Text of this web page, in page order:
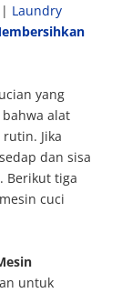
Laundry
yang
alat
Jika
dan sisa
Berikut tiga
cuci
untuk